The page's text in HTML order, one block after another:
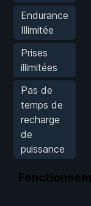
Endurance
Illimitée
Prises
illimitées
Pas de
temps de
recharge
de
puissance